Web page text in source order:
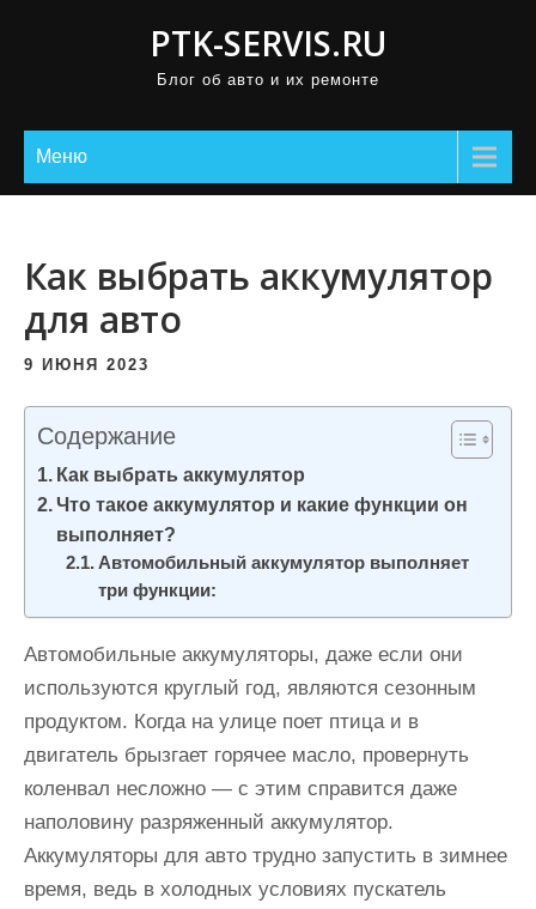
PTK-SERVIS.RU
Блог об авто и их ремонте
Меню
Как выбрать аккумулятор
для авто
9 ИЮНЯ 2023
Содержание
Как выбрать аккумулятор
Что такое аккумулятор и какие функции он
выполняет?
Автомобильный аккумулятор выполняет
три функции:
Автомобильные аккумуляторы, даже если они
используются круглый год, являются сезонным
продуктом. Когда на улице поет птица и в
двигатель брызгает горячее масло, провернуть
коленвал несложно — с этим справится даже
наполовину разряженный аккумулятор.
Аккумуляторы для авто трудно запустить в зимнее
время, ведь в холодных условиях пускатель